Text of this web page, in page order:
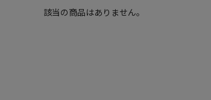
該当の商品はありません。